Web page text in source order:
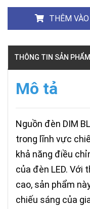
THÊM
THÔNG TIN SẢN PHẨM
Mô tả
Nguồn đèn DIM
trong lĩnh vực
khả năng điều
của đèn LED. Với
cao, sản phẩm
chiếu sáng của